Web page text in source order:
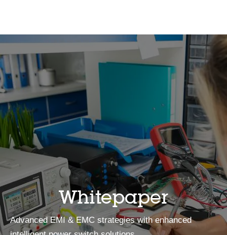
Whitepaper
Advanced EMI & EMC strategies with enhanced